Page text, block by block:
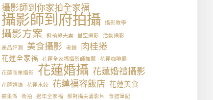
攝影師到你家拍全家福
攝影師到府拍攝 攝影教學
攝影方案 斜槓攝夫妻 星空攝影
活動攝影
產品評測
美食攝影 老鏡 肉桂捲
花蓮全家福 花蓮全家福攝影師推薦 花蓮咖啡廳
花蓮商業攝影 花蓮婚攝 花蓮婚禮攝影
花蓮婚錄 花蓮水餃 花蓮福容飯店 花蓮美食
蘋果派 街拍 過年全家福 那對攝夫妻影片 食譜筆記